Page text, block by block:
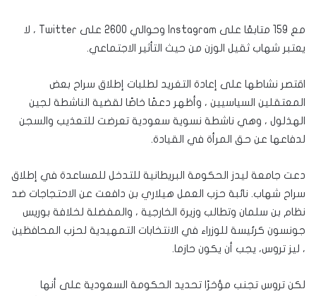
مع 159 متابعًا على Instagram وحوالي 2600 على Twitter ، لا
يعتبر شهاب ثقيل الوزن من حيث التأثير الاجتماعي.
اقتصر نشاطها على إعادة التغريد لطلبات إطلاق سراح بعض
المعتقلين السياسيين ، وأظهر دعمًا خاصًا لقضية الناشطة لجين
الهذلول ، وهي ناشطة نسوية سعودية تعرضت للتعذيب والسجن
لدفاعها عن حق المرأة في القيادة.
دعت جامعة ليدز الحكومة البريطانية للتدخل للمساعدة في إطلاق
سراح شهاب. نائبة حزب العمل هيلاري بن دافعت عن الاحتجاجات ضد
نظام بن سلمان وتطالب وزيرة الخارجية ، والمفضلة لخلافة بوريس
جونسون كرئيسة للوزراء في الانتخابات التمهيدية لحزب المحافظين
، ليز تروس، يجب أن يكون حازما.
لكن تروس تجنب مؤخرًا تحديد الحكومة السعودية على أنها